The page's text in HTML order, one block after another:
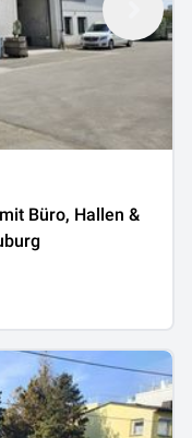
Büro, Hallen &